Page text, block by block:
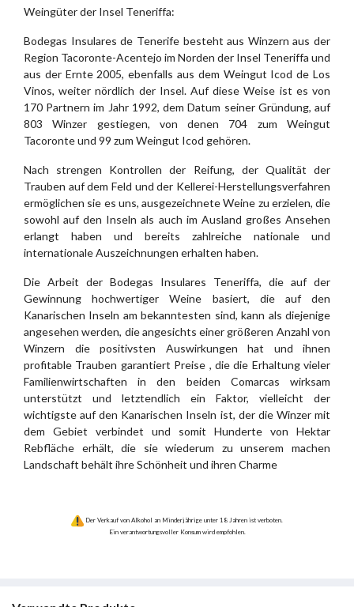
Weingüter der Insel Teneriffa:
Bodegas Insulares de Tenerife besteht aus Winzern aus der
Region Tacoronte-Acentejo im Norden der Insel Teneriffa und
aus der Ernte 2005, ebenfalls aus dem Weingut Icod de Los
Vinos, weiter nördlich der Insel. Auf diese Weise ist es von
170 Partnern im Jahr 1992, dem Datum seiner Gründung, auf
803 Winzer gestiegen, von denen 704 zum Weingut
Tacoronte und 99 zum Weingut Icod gehören.
Nach strengen Kontrollen der Reifung, der Qualität der
Trauben auf dem Feld und der Kellerei-Herstellungsverfahren
ermöglichen sie es uns, ausgezeichnete Weine zu erzielen, die
sowohl auf den Inseln als auch im Ausland großes Ansehen
erlangt haben und bereits zahlreiche nationale und
internationale Auszeichnungen erhalten haben.
Die Arbeit der Bodegas Insulares Teneriffa, die auf der
Gewinnung hochwertiger Weine basiert, die auf den
Kanarischen Inseln am bekanntesten sind, kann als diejenige
angesehen werden, die angesichts einer größeren Anzahl von
Winzern die positivsten Auswirkungen hat und ihnen
profitable Trauben garantiert Preise , die die Erhaltung vieler
Familienwirtschaften in den beiden Comarcas wirksam
unterstützt und letztendlich ein Faktor, vielleicht der
wichtigste auf den Kanarischen Inseln ist, der die Winzer mit
dem Gebiet verbindet und somit Hunderte von Hektar
Rebfläche erhält, die sie wiederum zu unserem machen
Landschaft behält ihre Schönheit und ihren Charme
Der Verkauf von Alkohol an Minderjährige unter 18 Jahren ist verboten.
Ein verantwortungsvoller Konsum wird empfohlen.